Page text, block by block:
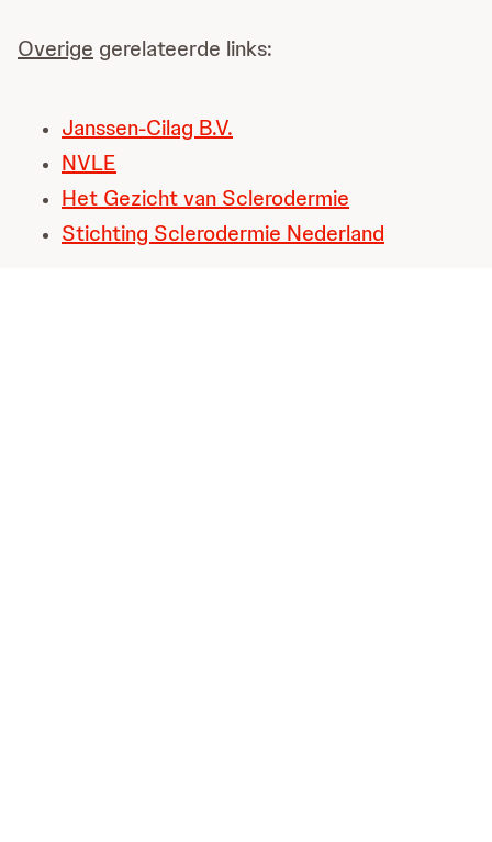
Overige gerelateerde links:
Janssen-Cilag B.V.
NVLE
Het Gezicht van Sclerodermie
Stichting Sclerodermie Nederland